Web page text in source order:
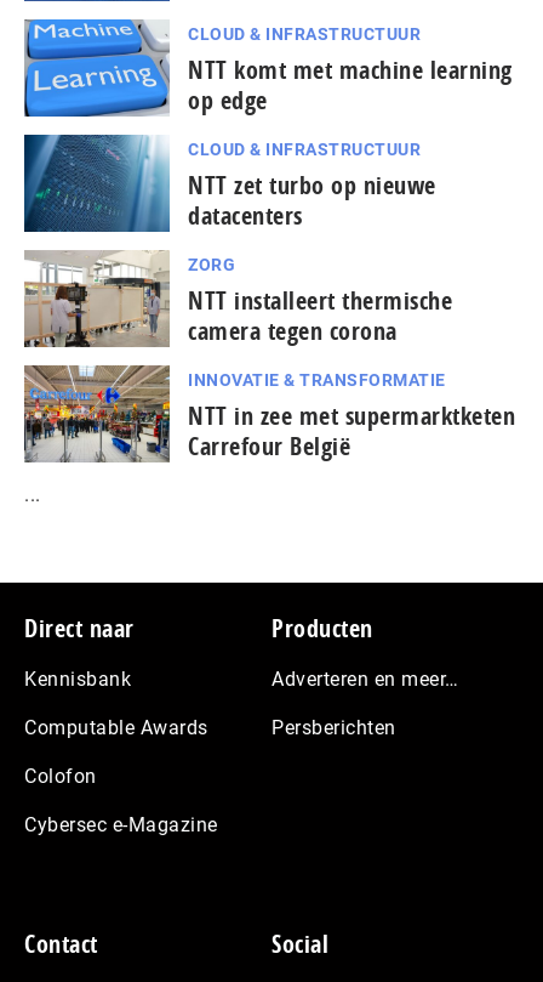
CLOUD & INFRASTRUCTUUR
NTT komt met machine learning
op edge
CLOUD & INFRASTRUCTUUR
NTT zet turbo op nieuwe
datacenters
ZORG
NTT installeert thermische
camera tegen corona
INNOVATIE & TRANSFORMATIE
NTT in zee met supermarktketen
Carrefour België
...
Footer
Direct naar
Kennisbank
Computable Awards
Colofon
Cybersec e-Magazine
Producten
Adverteren en meer…
Persberichten
Contact Social